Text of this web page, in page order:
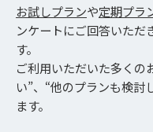
お試しプランや定期プラ
ンケートにご回答いただ
す。
ご利用いただいた多くの
い”、“他のプランも検討
ます。